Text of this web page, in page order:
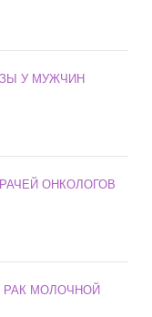
У МУЖЧИН
ОНКОЛОГОВ
МОЛОЧНОЙ